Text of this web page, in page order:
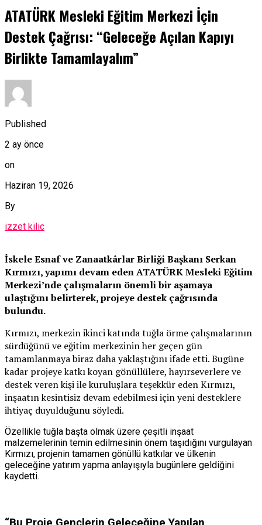
ATATÜRK Mesleki Eğitim Merkezi İçin
Destek Çağrısı: “Geleceğe Açılan Kapıyı
Birlikte Tamamlayalım”
Published
2 ay önce
on
Haziran 19, 2026
By
izzet kilic
İskele Esnaf ve Zanaatkârlar Birliği Başkanı Serkan
Kırmızı, yapımı devam eden ATATÜRK Mesleki Eğitim
Merkezi’nde çalışmaların önemli bir aşamaya
ulaştığını belirterek, projeye destek çağrısında
bulundu.
Kırmızı, merkezin ikinci katında tuğla örme çalışmalarının
sürdüğünü ve eğitim merkezinin her geçen gün
tamamlanmaya biraz daha yaklaştığını ifade etti. Bugüne
kadar projeye katkı koyan gönüllülere, hayırseverlere ve
destek veren kişi ile kuruluşlara teşekkür eden Kırmızı,
inşaatın kesintisiz devam edebilmesi için yeni desteklere
ihtiyaç duyulduğunu söyledi.
Özellikle tuğla başta olmak üzere çeşitli inşaat
malzemelerinin temin edilmesinin önem taşıdığını vurgulayan
Kırmızı, projenin tamamen gönüllü katkılar ve ülkenin
geleceğine yatırım yapma anlayışıyla bugünlere geldiğini
kaydetti.